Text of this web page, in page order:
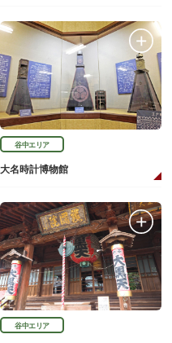
谷中エリア
大名時計博物館
谷中エリア